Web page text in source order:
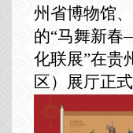
州省博物馆
的“马舞新
化联展”在贵
区）展厅正